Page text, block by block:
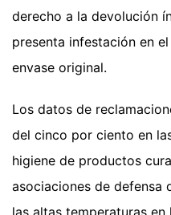
derecho a la devolución
presenta infestación en
envase original.
Los datos de
del cinco por ciento en
higiene de productos
asociaciones de defensa